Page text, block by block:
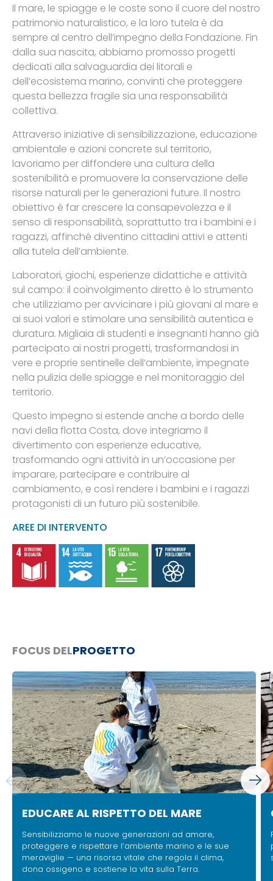
Il mare, le spiagge e le coste sono il cuore del nostro
patrimonio naturalistico, e la loro tutela è da
sempre al centro dell’impegno della Fondazione. Fin
dalla sua nascita, abbiamo promosso progetti
dedicati alla salvaguardia dei litorali e
dell’ecosistema marino, convinti che proteggere
questa bellezza fragile sia una responsabilità
collettiva.
Attraverso iniziative di sensibilizzazione, educazione
ambientale e azioni concrete sul territorio,
lavoriamo per diffondere una cultura della
sostenibilità e promuovere la conservazione delle
risorse naturali per le generazioni future. Il nostro
obiettivo è far crescere la consapevolezza e il
senso di responsabilità, soprattutto tra i bambini e i
ragazzi, affinché diventino cittadini attivi e attenti
alla tutela dell’ambiente.
Laboratori, giochi, esperienze didattiche e attività
sul campo: il coinvolgimento diretto è lo strumento
che utilizziamo per avvicinare i più giovani al mare e
ai suoi valori e stimolare una sensibilità autentica e
duratura. Migliaia di studenti e insegnanti hanno già
partecipato ai nostri progetti, trasformandosi in
vere e proprie sentinelle dell’ambiente, impegnate
nella pulizia delle spiagge e nel monitoraggio del
territorio.
Questo impegno si estende anche a bordo delle
navi della flotta Costa, dove integriamo il
divertimento con esperienze educative,
trasformando ogni attività in un’occasione per
imparare, partecipare e contribuire al
cambiamento, e così rendere i bambini e i ragazzi
protagonisti di un futuro più sostenibile.
AREE DI INTERVENTO
FOCUS DELPROGETTO
EDUCARE AL RISPETTO DEL MARE
Sensibilizziamo le nuove generazioni ad amare,
proteggere e rispettare l’ambiente marino e le sue
meraviglie — una risorsa vitale che regola il clima,
dona ossigeno e sostiene la vita sulla Terra.